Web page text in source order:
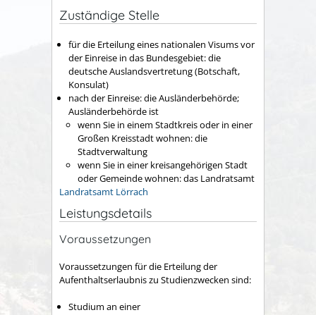
Zuständige Stelle
für die Erteilung eines nationalen Visums vor
der Einreise in das Bundesgebiet: die
deutsche Auslandsvertretung (Botschaft,
Konsulat)
nach der Einreise: die Ausländerbehörde;
Ausländerbehörde ist
wenn Sie in einem Stadtkreis oder in einer
Großen Kreisstadt wohnen: die
Stadtverwaltung
wenn Sie in einer kreisangehörigen Stadt
oder Gemeinde wohnen: das Landratsamt
Landratsamt Lörrach
Leistungsdetails
Voraussetzungen
Voraussetzungen für die Erteilung der
Aufenthaltserlaubnis zu Studienzwecken sind:
Studium an einer